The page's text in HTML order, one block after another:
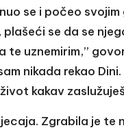
se i počeo
se da se
te uznemirim,”
nikada rekao
kakav
Zgrabila je